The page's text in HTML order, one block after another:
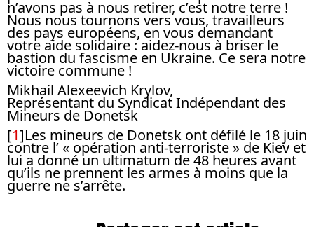
n’avons pas à nous retirer, c’est notre terre !
Nous nous tournons vers vous, travailleurs
des pays européens, en vous demandant
votre aide solidaire : aidez-nous à briser le
bastion du fascisme en Ukraine. Ce sera notre
victoire commune !
Mikhail Alexeevich Krylov,
Représentant du Syndicat Indépendant des
Mineurs de Donetsk
[1]Les mineurs de Donetsk ont défilé le 18 juin
contre l’ « opération anti-terroriste » de Kiev et
lui a donné un ultimatum de 48 heures avant
qu’ils ne prennent les armes à moins que la
guerre ne s’arrête.